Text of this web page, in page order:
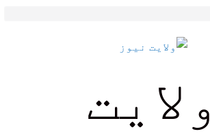
ولایت